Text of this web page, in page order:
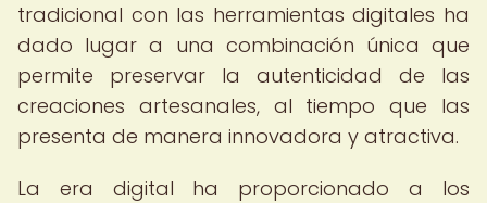
tradicional con las herramientas digitales ha
dado lugar a una combinación única que
permite preservar la autenticidad de las
creaciones artesanales, al tiempo que las
presenta de manera innovadora y atractiva.
La era digital ha proporcionado a los